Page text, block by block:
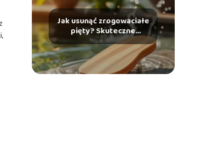
Jak usunąć zrogowaciałe
pięty? Skuteczne
metody i porady